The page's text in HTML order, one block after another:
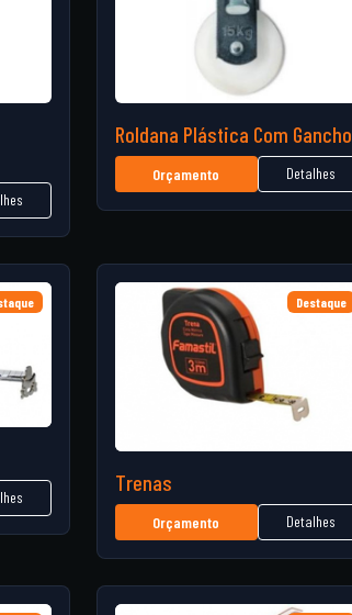
Roldana Plástica Com Gancho
Orçamento Detalhes
Destaque
Trenas
Orçamento Detalhes